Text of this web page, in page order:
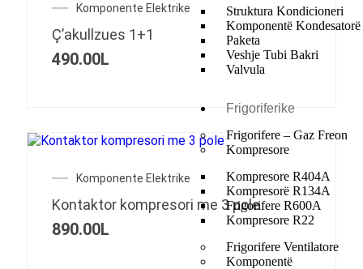
Struktura Kondicioneri
Komponentë Kondesatorë
Paketa
Veshje Tubi Bakri
Valvula
Frigoriferike
Frigorifere – Gaz Freon
Kompresore
Kompresore R404A
Kompresorë R134A
Frigorifere R600A
Kompresore R22
Frigorifere Ventilatore
Komponentë
Komponente Elektrike
Ç’akullzues 1+1
490.00L
Komponente Elektrike
Kontaktor kompresori me 3 pole
890.00L